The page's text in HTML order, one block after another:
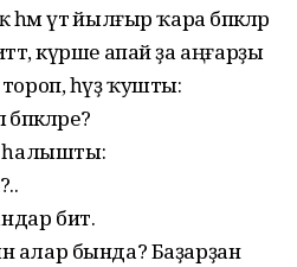
үтә йылғыр ҡара бәпкәләр
күрше апай ҙа аңғарҙы
тороп, һүҙ ҡушты:
һалышты:
бит.
алар бында? Баҙарҙан